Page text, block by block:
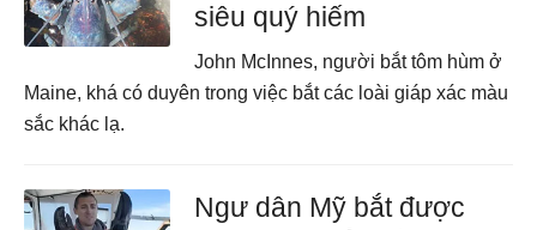
siêu quý hiếm
John McInnes, người bắt tôm hùm ở
Maine, khá có duyên trong việc bắt các loài giáp xác màu
sắc khác lạ.
Ngư dân Mỹ bắt được